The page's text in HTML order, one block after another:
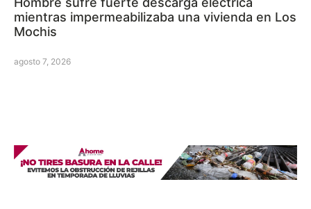
mientras impermeabilizaba una vivienda en Los
Mochis
agosto 7, 2026